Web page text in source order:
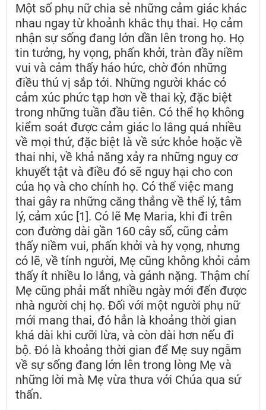
Một số phụ nữ chia sẻ những cảm giác khác
nhau ngay từ khoảnh khắc thụ thai. Họ cảm
nhận sự sống đang lớn dần lên trong họ. Họ
tin tưởng, hy vọng, phấn khởi, tràn đầy niềm
vui và cảm thấy háo hức, chờ đón những
điều thú vị sắp tới. Những người khác có
cảm xúc phức tạp hơn về thai kỳ, đặc biệt
trong những tuần đầu tiên. Có thể họ không
kiểm soát được cảm giác lo lắng quá nhiều
về mọi thứ, đặc biệt là về sức khỏe hoặc về
thai nhi, về khả năng xảy ra những nguy cơ
khuyết tật và điều đó sẽ nguy hại cho con
của họ và cho chính họ. Có thể việc mang
thai gây ra những căng thẳng về thể lý, tâm
lý, cảm xúc [1]. Có lẽ Mẹ Maria, khi đi trên
con đường dài gần 160 cây số, cũng cảm
thấy niềm vui, phấn khởi và hy vọng, nhưng
có lẽ, về tính người, Mẹ cũng không khỏi cảm
thấy ít nhiều lo lắng, và gánh nặng. Thậm chí
Mẹ cũng phải mất nhiều ngày mới đến được
nhà người chị họ. Đối với một người phụ nữ
mới mang thai, đó hẳn là khoảng thời gian
khá dài khi cưỡi lừa, và còn dài hơn nếu đi
bộ. Đó là khoảng thời gian để Mẹ suy ngẫm
về sự sống đang lớn lên trong lòng Mẹ và
những lời mà Mẹ vừa thưa với Chúa qua sứ
thấn.